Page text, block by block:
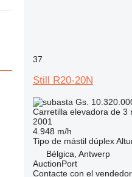
37
Still R20-20N
Gs.
Carretilla elevadora de 3
2001
4.948 m/h
Tipo de mástil dúplex
Bélgica, Antwerp
AuctionPort
Contacte con el vendedor